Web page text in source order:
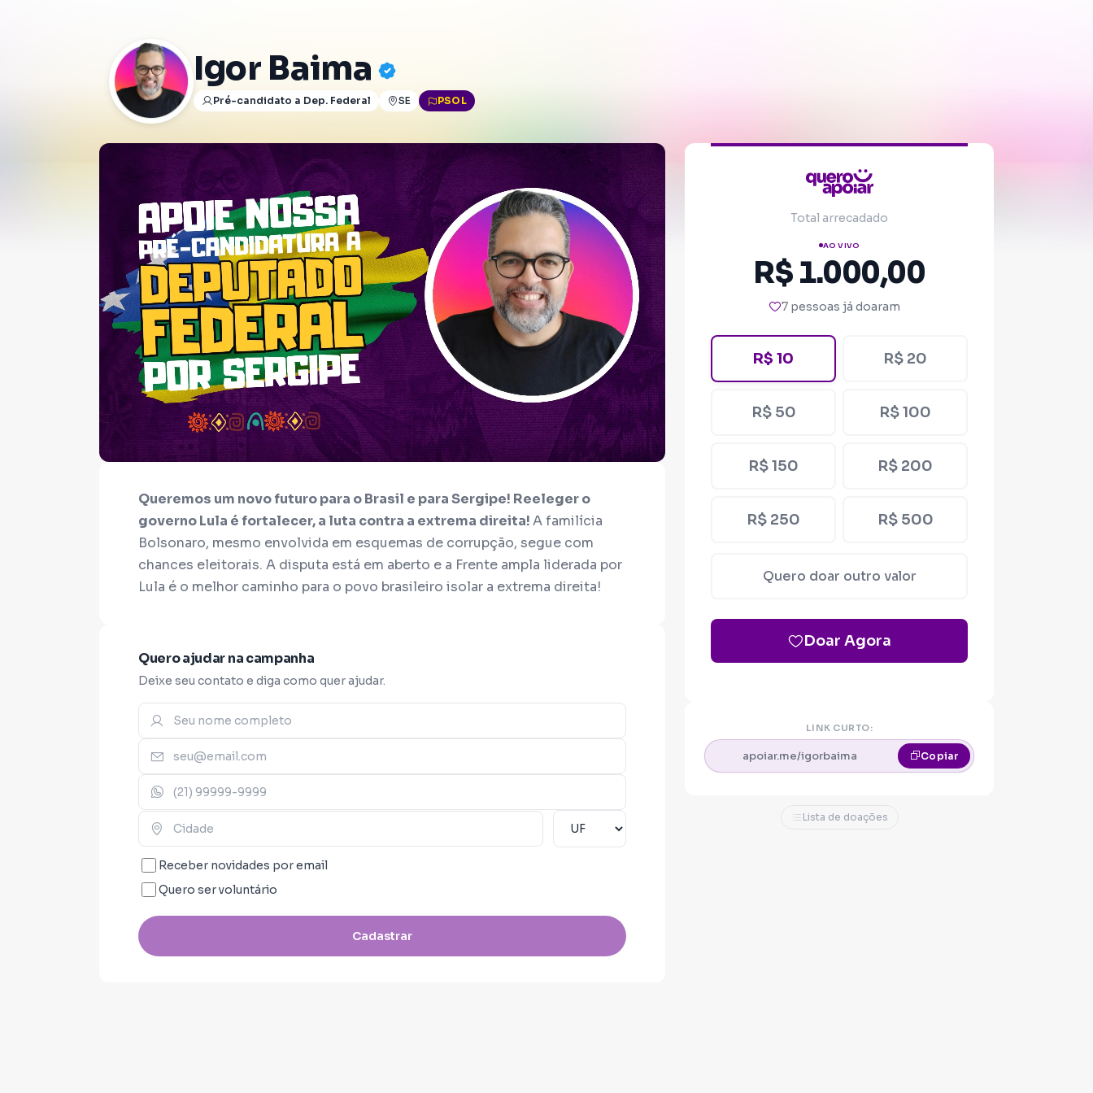
Igor Baima
Pré-candidato a Dep. Federal SE PSOL
Queremos um novo futuro para o Brasil e para Sergipe! Reeleger o
governo Lula é fortalecer, a luta contra a extrema direita!A familícia
Bolsonaro, mesmo envolvida em esquemas de corrupção, segue com
chances eleitorais. A disputa está em aberto e a Frente ampla liderada por
Lula é o melhor caminho para o povo brasileiro isolar a extrema direita!
A luta contra a extrema-direita é no cotidiano das ruas e será de longo
prazo.Em Sergipe enfrentamos a extrema direita e o governo Mitidieri!
O bolsonarismo local sustenta candidaturas reacionárias locais. Por outro
lado, diferente do PT, não temos nenhuma condição de apoiar o governo
Mitidieri que representa a maior crise hídrica dos últimos 40 anos em
Sergipe, após a concessão dos serviços de fornecimento de água para a
inicitiva privada. Um governo privatista e truculento, que persegue
servidores e busca um desenvolvimento voltado para o agronegócio e os
grandes empresários.
Queremos não apenas uma mudança de nomes, mas uma mudança de
projeto político! Defendemos um programa político ecossocialista!
Lutamos pelo fim da escala 6x1, o combate ao extermínio da juventude
Quero ajudar na campanha
Deixe seu contato e diga como quer ajudar.
Receber novidades por email
Quero ser voluntário
Cadastrar
Total arrecadado
AO VIVO
R$ 1.000,00
7 pessoas já doaram
R$ 10 R$ 20
R$ 50 R$ 100
R$ 150 R$ 200
R$ 250 R$ 500
Quero doar outro valor
Doar Agora
LINK CURTO:
apoiar.me/igorbaima Copiar
Lista de doações